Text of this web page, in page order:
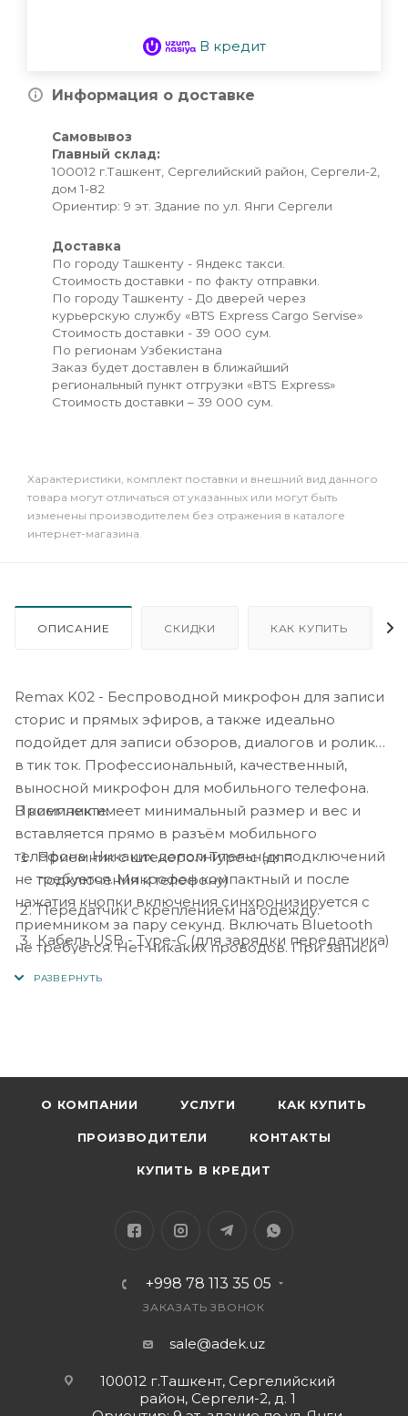
В кредит
Информация о доставке
Самовывоз
Главный склад:
100012 г.Ташкент, Сергелийский район, Сергели-2,
дом 1-82
Ориентир: 9 эт. Здание по ул. Янги Сергели
Доставка
По городу Ташкенту - Яндекс такси.
Стоимость доставки - по факту отправки.
По городу Ташкенту - До дверей через
курьерскую службу «BTS Express Cargo Servise»
Стоимость доставки - 39 000 сум.
По регионам Узбекистана
Заказ будет доставлен в ближайший
региональный пункт отгрузки «BTS Express»
Стоимость доставки – 39 000 сум.
Xарактеристики, комплект поставки и внешний вид данного
товара могут отличаться от указанных или могут быть
изменены производителем без отражения в каталоге
интернет-магазина.
ОПИСАНИЕ СКИДКИ КАК КУПИТЬ
Remax K02 - Беспроводной микрофон для записи
сторис и прямых эфиров, а также идеально
подойдет для записи обзоров, диалогов и роликов
в тик ток. Профессиональный, качественный,
выносной микрофон для мобильного телефона.
Приемник имеет минимальный размер и вес и
вставляется прямо в разъём мобильного
телефона. Никаких дополнительных подключений
не требуется. Микрофон компактный и после
нажатия кнопки включения синхронизируется с
приемником за пару секунд. Включать Bluetooth
не требуется. Нет никаких проводов. При записи
В комплекте:
Приемник с штекером Type-c (для
подключения к телефону)
Передатчик с креплением на одежду.
Кабель USB - Type-C (для зарядки передатчика)
О КОМПАНИИ УСЛУГИ КАК КУПИТЬ
ПРОИЗВОДИТЕЛИ КОНТАКТЫ
КУПИТЬ В КРЕДИТ
+998 78 113 35 05
ЗАКАЗАТЬ ЗВОНОК
sale@adek.uz
100012 г.Ташкент, Сергелийский
район, Сергели-2, д. 1